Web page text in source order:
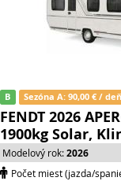
B Sezóna A: 90,00 € / deň
FENDT 2026
1900kg Solar,
Modelový rok:2026
Počet miest (jazda/